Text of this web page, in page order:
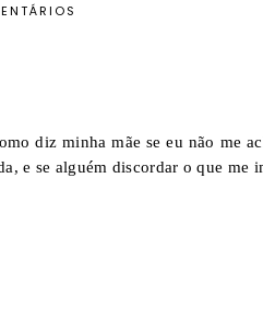
diz minha mãe se eu não me
e se alguém discordar o que me